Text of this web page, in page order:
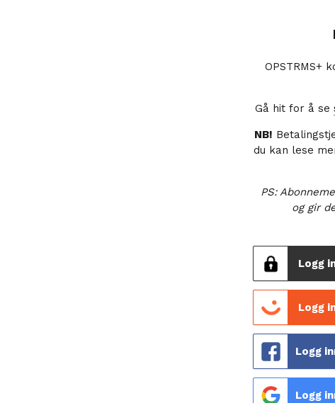
OPSTRMS+
Gå hit for å se
NB!
du kan lese
PS:
og gir
Logg
Logg
Logg
Logg